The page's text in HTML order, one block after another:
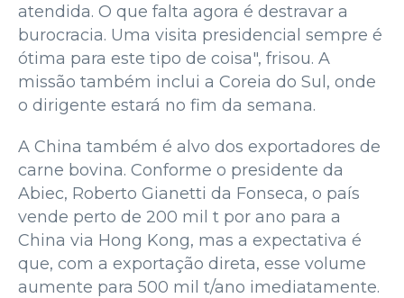
atendida. O que falta agora é destravar a
burocracia. Uma visita presidencial sempre é
ótima para este tipo de coisa", frisou. A
missão também inclui a Coreia do Sul, onde
o dirigente estará no fim da semana.
A China também é alvo dos exportadores de
carne bovina. Conforme o presidente da
Abiec, Roberto Gianetti da Fonseca, o país
vende perto de 200 mil t por ano para a
China via Hong Kong, mas a expectativa é
que, com a exportação direta, esse volume
aumente para 500 mil t/ano imediatamente.